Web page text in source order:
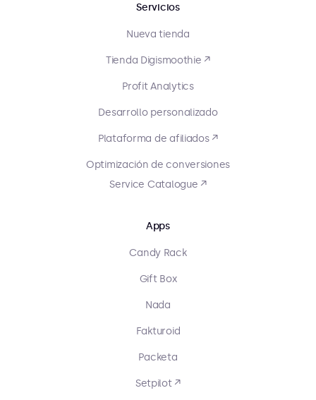
Servicios
Nueva tienda
Tienda Digismoothie ↗
Profit Analytics
Desarrollo personalizado
Plataforma de afiliados ↗
Optimización de conversiones
Service Catalogue ↗
Apps
Candy Rack
Gift Box
Nada
Fakturoid
Packeta
Setpilot ↗